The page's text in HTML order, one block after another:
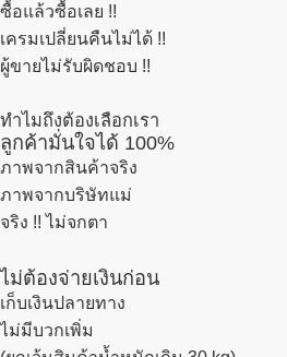
ซื้อแล้วซื้อเลย !!
เครมเปลี่ยนคืนไม่ได้ !!
ผู้ขายไม่รับผิดชอบ !!
ทำไมถึงต้องเลือกเรา
ลูกค้ามั่นใจได้ 100%
ภาพจากสินค้าจริง
ภาพจากบริษัทแม่
จริง !! ไม่จกตา
ไม่ต้องจ่ายเงินก่อน
เก็บเงินปลายทาง
ไม่มีบวกเพิ่ม